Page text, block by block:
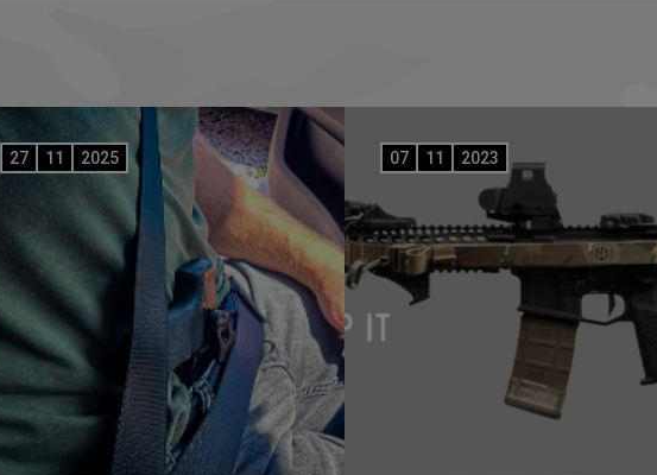
27 11 2025 07 11 2023